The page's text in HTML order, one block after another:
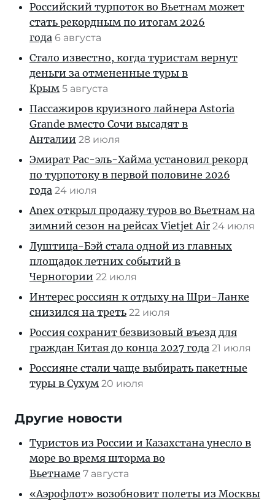
Российский турпоток во Вьетнам может
стать рекордным по итогам 2026
года 6 августа
Стало известно, когда туристам вернут
деньги за отмененные туры в
Крым 5 августа
Пассажиров круизного лайнера Astoria
Grande вместо Сочи высадят в
Анталии 28 июля
Эмират Рас-эль-Хайма установил рекорд
по турпотоку в первой половине 2026
года 24 июля
Anex открыл продажу туров во Вьетнам на
зимний сезон на рейсах Vietjet Air 24 июля
Луштица-Бэй стала одной из главных
площадок летних событий в
Черногории 22 июля
Интерес россиян к отдыху на Шри-Ланке
снизился на треть 22 июля
Россия сохранит безвизовый въезд для
граждан Китая до конца 2027 года 21 июля
Россияне стали чаще выбирать пакетные
туры в Сухум 20 июля
Другие новости
Туристов из России и Казахстана унесло в
море во время шторма во
Вьетнаме 7 августа
«Аэрофлот» возобновит полеты из Москвы